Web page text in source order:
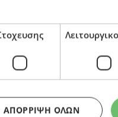
τον Μιχάλη
ΑΠΌΡΡΙΨΗ ΌΛΩΝ